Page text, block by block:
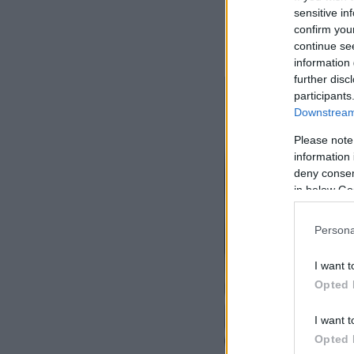
sensitive
confirm
continue
information
further
Please
information
deny
in below
I want
Opted
I want
Opted
εθισμό του σε
περιβάλλοντος».